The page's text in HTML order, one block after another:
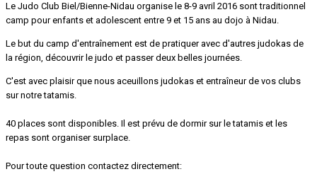
Le Judo Club Biel/Bienne-Nidau organise le 8-9 avril 2016 sont traditionnel
camp pour enfants et adolescent entre 9 et 15 ans au dojo à Nidau.
Le but du camp d'entraînement est de pratiquer avec d'autres judokas de
la région, découvrir le judo et passer deux belles journées.
C'est avec plaisir que nous aceuillons judokas et entraîneur de vos clubs
sur notre tatamis.
40 places sont disponibles. Il est prévu de dormir sur le tatamis et les
repas sont organiser surplace.
Pour toute question contactez directement: